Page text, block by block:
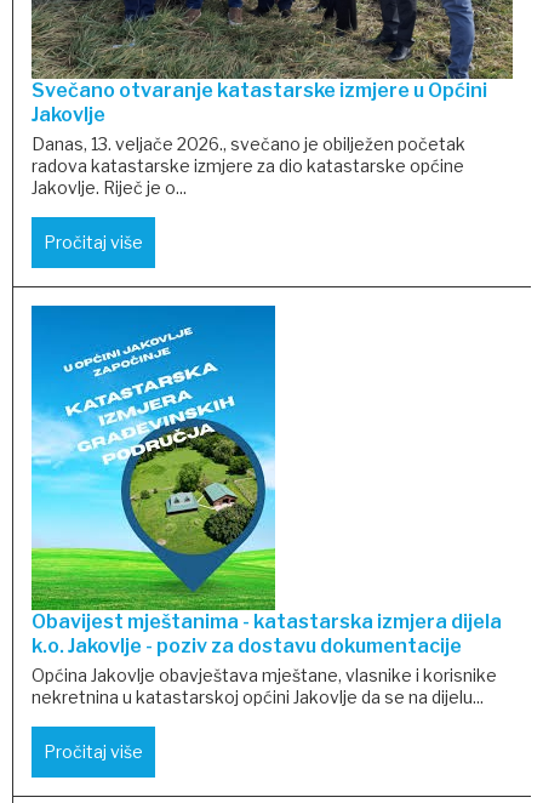
Svečano otvaranje katastarske izmjere u Općini
Jakovlje
Danas, 13. veljače 2026., svečano je obilježen početak
radova katastarske izmjere za dio katastarske općine
Jakovlje. Riječ je o...
Pročitaj više
Obavijest mještanima - katastarska izmjera dijela
k.o. Jakovlje - poziv za dostavu dokumentacije
Općina Jakovlje obavještava mještane, vlasnike i korisnike
nekretnina u katastarskoj općini Jakovlje da se na dijelu...
Pročitaj više